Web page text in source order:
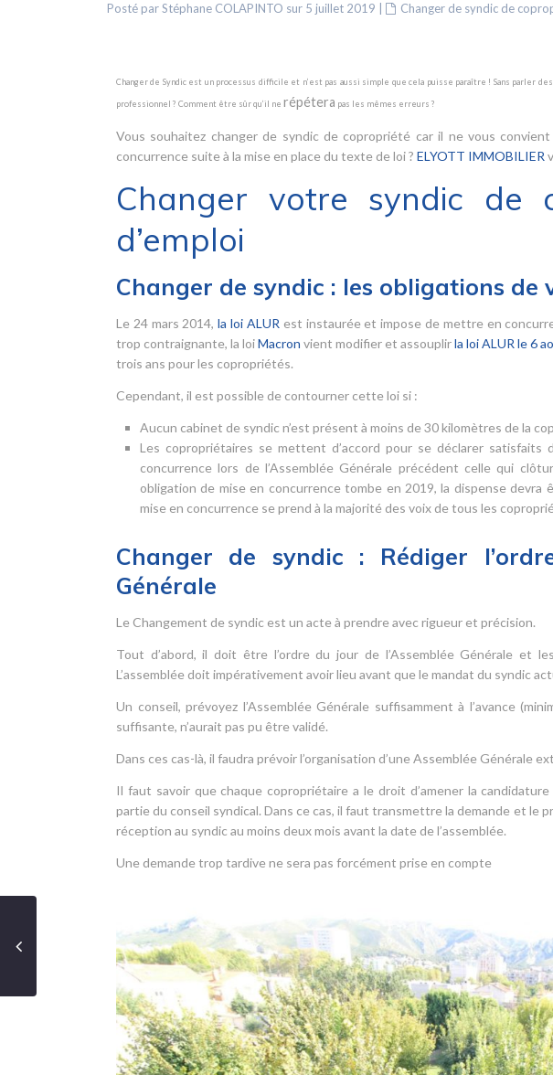
Posté par Stéphane COLAPINTO sur 5 juillet 2019 Changer de syndic de
Changer de Syndic est un processus difficile et n’est pas aussi simple que cela puisse paraître ! Sans parler
professionnel ? Comment être sûr qu’il ne répétera pas les mêmes erreurs ?
Vous souhaitez changer de syndic de copropriété car il ne vous
concurrence suite à la mise en place du texte de loi ? ELYOTT IMMOBILIER
Changer votre syndic de
d’emploi
Changer de syndic : les obligations de
Le 24 mars 2014,la loi ALUR est instaurée et impose de mettre en
trop contraignante, la loiMacron vient modifier et assouplirla loi ALUR le 6
trois ans pour les copropriétés.
Cependant, il est possible de contourner cette loi si :
Aucun cabinet de syndic n’est présent à moins de 30 kilomètres de la
Les copropriétaires se mettent d’accord pour se déclarer
concurrence lors de l’Assemblée Générale précédent celle qui
obligation de mise en concurrence tombe en 2019, la dispense devra
mise en concurrence se prend à la majorité des voix de tous les
Changer de syndic : Rédiger
Générale
Le Changement de syndic est un acte à prendre avec rigueur et précision.
Tout d’abord, il doit être l’ordre du jour de l’Assemblée Générale et
L’assemblée doit impérativement avoir lieu avant que le mandat du syndic
Un conseil, prévoyez l’Assemblée Générale suffisamment à l’avance
suffisante, n’aurait pas pu être validé.
Dans ces cas-là, il faudra prévoir l’organisation d’une Assemblée Générale
Il faut savoir que chaque copropriétaire a le droit d’amener la
partie du conseil syndical. Dans ce cas, il faut transmettre la demande et le
réception au syndic au moins deux mois avant la date de l’assemblée.
Une demande trop tardive ne sera pas forcément prise en compte